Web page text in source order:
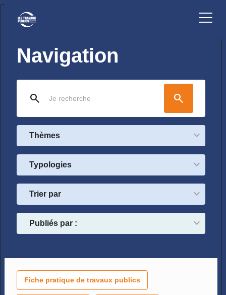
Navigation
search search
Thèmes
Typologies
Trier par
Publiés par :
Fiche pratique de travaux publics